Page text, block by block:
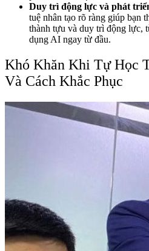
Duy trì động lực và phát
tuệ nhân tạo rõ ràng giúp bạn
thành tựu và duy trì động lực,
dụng AI ngay từ đầu.
Khó Khăn Khi Tự Học
Và Cách Khắc Phục